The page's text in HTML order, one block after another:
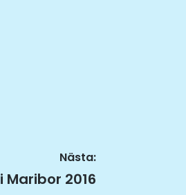
Nästa:
Maribor 2016